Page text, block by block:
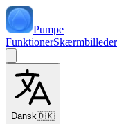
Pumpe
FunktionerSkærmbilleder
Dansk🇩🇰